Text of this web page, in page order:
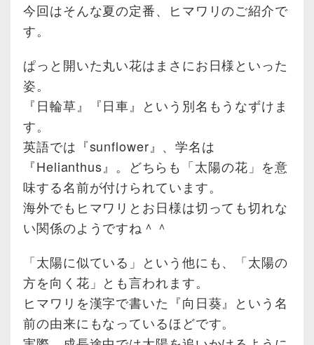
今回はそんな夏の定番、ヒマワリのご紹介で
す。
ぱっと開いた丸い花はまさにお日様といった
姿。
『日輪草』『日車』という別名もうなずけま
す。
英語では『sunflower』、学名は
『Helianthus』。どちらも「太陽の花」を意
味する名前が付けられています。
海外でもヒマワリとお日様は切っても切れな
い関係のようですね＾＾
「太陽に似ている」という他にも、「太陽の
方を向く花」とも言われます。
ヒマワリを漢字で書いた『向日葵』という名
前の由来にもなっているほどです。